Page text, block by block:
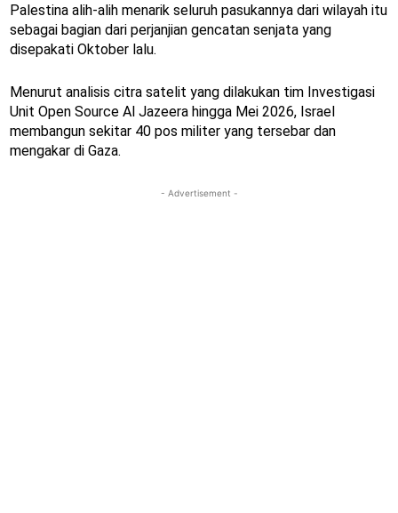
Palestina alih-alih menarik seluruh pasukannya dari wilayah itu
sebagai bagian dari perjanjian gencatan senjata yang
disepakati Oktober lalu.
Menurut analisis citra satelit yang dilakukan tim Investigasi
Unit Open Source Al Jazeera hingga Mei 2026, Israel
membangun sekitar 40 pos militer yang tersebar dan
mengakar di Gaza.
- Advertisement -